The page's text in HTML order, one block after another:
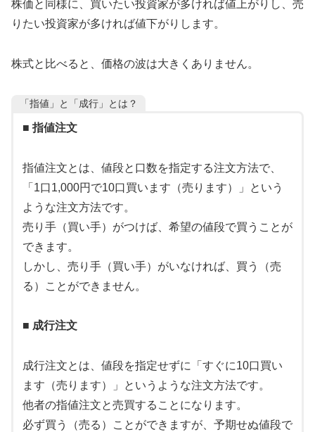
株価と同様に、買いたい投資家が多ければ値上がりし、売
りたい投資家が多ければ値下がりします。
株式と比べると、価格の波は大きくありません。
「指値」と「成行」とは？
■ 指値注文
指値注文とは、値段と口数を指定する注文方法で、
「1口1,000円で10口買います（売ります）」という
ような注文方法です。
売り手（買い手）がつけば、希望の値段で買うことが
できます。
しかし、売り手（買い手）がいなければ、買う（売
る）ことができません。
■ 成行注文
成行注文とは、値段を指定せずに「すぐに10口買い
ます（売ります）」というような注文方法です。
他者の指値注文と売買することになります。
必ず買う（売る）ことができますが、予期せぬ値段で